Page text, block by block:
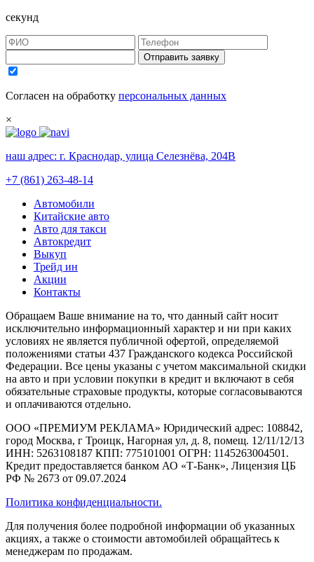
секунд
Отправить заявку
Согласен на обработку персональных данных
×
наш адрес: г. Краснодар, улица Селезнёва, 204В
+7 (861) 263-48-14
Автомобили
Китайские авто
Авто для такси
Автокредит
Выкуп
Трейд ин
Акции
Контакты
Обращаем Ваше внимание на то, что данный сайт носит
исключительно информационный характер и ни при каких
условиях не является публичной офертой, определяемой
положениями статьи 437 Гражданского кодекса Российской
Федерации. Все цены указаны с учетом максимальной скидки
на авто и при условии покупки в кредит и включают в себя
обязательные страховые продукты, которые согласовываются
и оплачиваются отдельно.
ООО «ПРЕМИУМ РЕКЛАМА» Юридический адрес: 108842,
город Москва, г Троицк, Нагорная ул, д. 8, помещ. 12/11/12/13
ИНН: 5263108187 КПП: 775101001 ОГРН: 1145263004501.
Кредит предоставляется банком АО «Т-Банк», Лицензия ЦБ
РФ № 2673 от 09.07.2024
Политика конфиденциальности.
Для получения более подробной информации об указанных
акциях, а также о стоимости автомобилей обращайтесь к
менеджерам по продажам.